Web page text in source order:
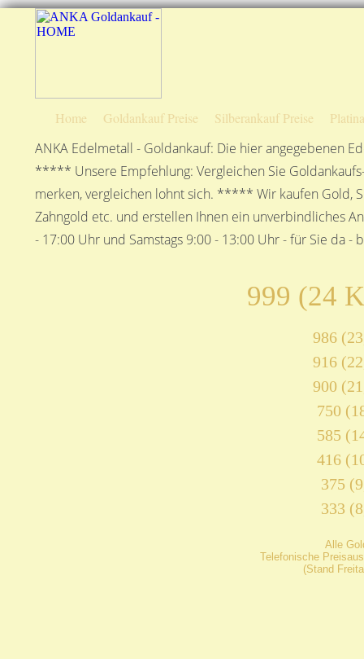
Home Goldankauf Preise Silberankauf Preise
ANKA Edelmetall - Goldankauf: Die hier angegebenen
***** Unsere Empfehlung: Vergleichen Sie
merken, vergleichen lohnt sich. ***** Wir kaufen Gold,
Zahngold etc. und erstellen Ihnen ein unverbindliches
- 17:00 Uhr und Samstags 9:00 - 13:00 Uhr - für Sie
999 (24
986
916
900
750
585
416
375
333
Alle
Telefonische
(Stand